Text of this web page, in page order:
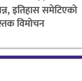
इतिहास समेटिएको
विमोचन